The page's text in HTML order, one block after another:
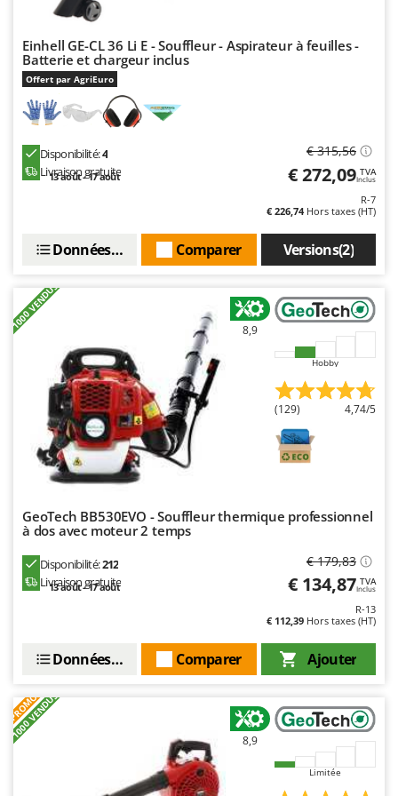
Resto Italia
Ribimex
Ripartrak
Ritter
River Systems
Rossofuoco
Ryobi
S.T.P.
Sbaraglia
Schnitzer
Seven Italy
Shark
Silky
Simatech
Sirman
Skil
Smartwood
Smeg
Spice Electronics
Spiralmac
Einhell GE-CL 36 Li E - Souffleur - Aspirateur à feuilles -
Batterie et chargeur inclus
Offert par AgriEuro
Disponibilité:4
Livraison gratuite
13 août - 17 août
€ 315,56
€ 272,09 TVA
Inclus
R-7
€ 226,74Hors taxes (HT)
Versions(2)
Comparer
Données techniques
+1000 VENDUS 8,9
Hobby
(129) 4,74/5
GeoTech BB530EVO - Souffleur thermique professionnel
à dos avec moteur 2 temps
Disponibilité:212
Livraison gratuite
13 août - 17 août
€ 179,83
€ 134,87 TVA
Inclus
R-13
€ 112,39 Hors taxes (HT)
Ajouter
Comparer
Données techniques
PROMO
+1000 VENDUS 8,9
Limitée